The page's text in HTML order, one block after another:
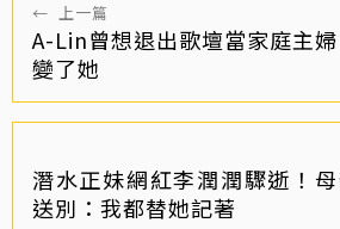
← 上一篇
A-Lin曾想退出歌壇當家庭主
變了她
潛水正妹網紅李潤潤驟逝！
送別：我都替她記著